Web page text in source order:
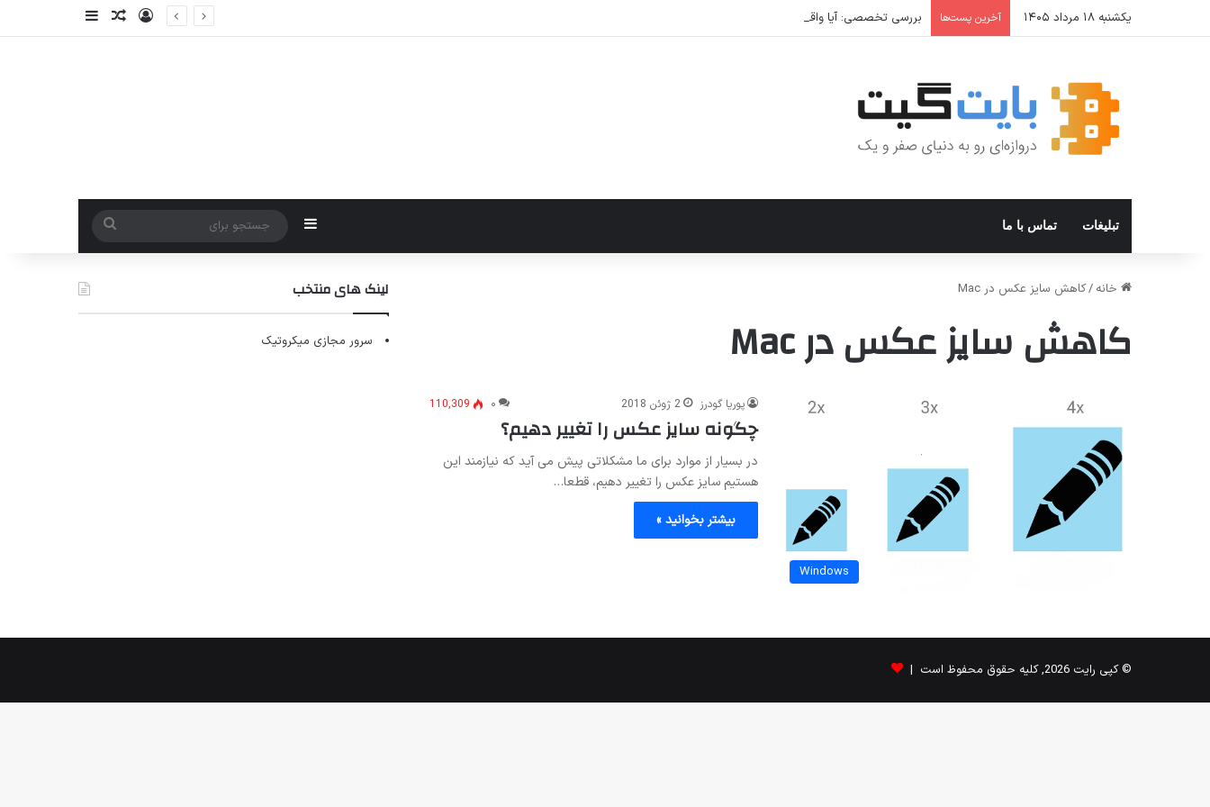
یکشنبه ۱۸ مرداد ۱۴۰۵ آخرین پست‌ها بررسی تخصصی: آیا واقعا شارژ سریع باتری را نابود می‌کند؟ راهکارهای عملی برای افزایش طول عمر باتری ورودنوشته تصادفی
سایدبار
تبلیغات تماس با ما سایدبار
جستجو
برای
خانه /کاهش سایز عکس در Mac
کاهش سایز عکس در Mac
Windows
پوریا گودرز 2 ژوئن 2018 ۰ 110,309
چگونه سایز عکس را تغییر دهیم؟
در بسیار از موارد برای ما مشکلاتی پیش می آید که نیازمند این
هستیم سایز عکس را تغییر دهیم، قطعا…
بیشتر بخوانید »
لینک های منتخب
سرور مجازی میکروتیک
© کپی رایت 2026, کلیه حقوق محفوظ است |